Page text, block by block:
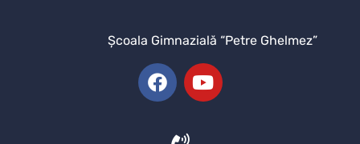
Şcoala Gimnazială “Petre Ghelmez”